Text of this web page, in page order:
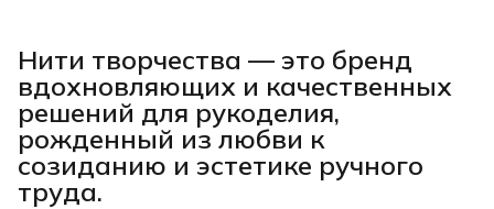
Нити творчества — это бренд
вдохновляющих и качественных
решений для рукоделия,
рожденный из любви к
созиданию и эстетике ручного
труда.